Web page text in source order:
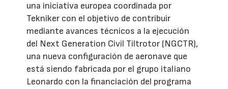
una iniciativa europea coordinada por
Tekniker con el objetivo de contribuir
mediante avances técnicos a la ejecución
del Next Generation Civil Tiltrotor (NGCTR),
una nueva configuración de aeronave que
está siendo fabricada por el grupo italiano
Leonardo con la financiación del programa